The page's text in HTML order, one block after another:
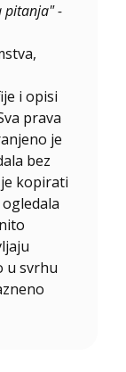
pitanja" -
i opisi
prava
je
bez
kopirati
u svrhu